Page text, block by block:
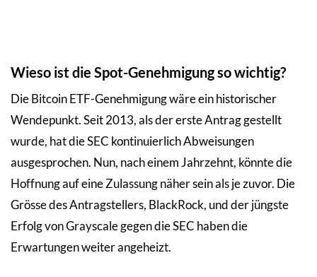
Wieso ist die Spot-Genehmigung so wichtig?
Die Bitcoin ETF-Genehmigung wäre ein historischer
Wendepunkt. Seit 2013, als der erste Antrag gestellt
wurde, hat die SEC kontinuierlich Abweisungen
ausgesprochen. Nun, nach einem Jahrzehnt, könnte die
Hoffnung auf eine Zulassung näher sein als je zuvor. Die
Grösse des Antragstellers, BlackRock, und der jüngste
Erfolg von Grayscale gegen die SEC haben die
Erwartungen weiter angeheizt.